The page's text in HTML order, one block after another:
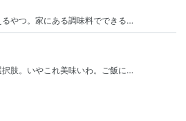
やつ。家にある調味料でできる…
肢。いやこれ美味いわ。ご飯に…